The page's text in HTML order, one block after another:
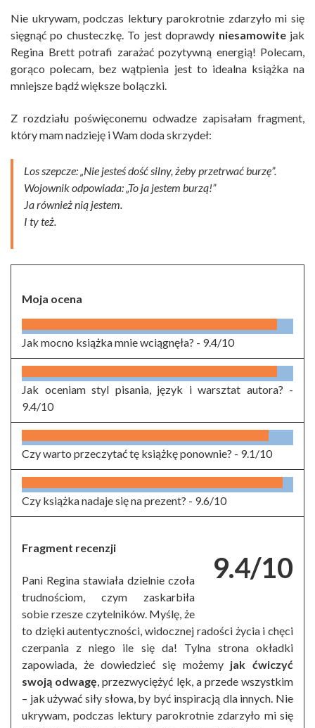
Nie ukrywam, podczas lektury parokrotnie zdarzyło mi się
sięgnąć po chusteczkę. To jest doprawdy niesamowitejak
Regina Brett potrafi zarażać pozytywną energią! Polecam,
gorąco polecam, bez wątpienia jest to idealna książka na
mniejsze bądź większe bolączki.
Z rozdziału poświęconemu odwadze zapisałam fragment,
który mam nadzieję i Wam doda skrzydeł:
Los szepcze: „Nie jesteś dość silny, żeby przetrwać burzę”.
Wojownik odpowiada: „To ja jestem burzą!”
Ja również nią jestem.
I ty też.
Moja ocena
Jak mocno książka mnie wciągnęła? - 9.4/10
Jak oceniam styl pisania, język i warsztat autora? -
9.4/10
Czy warto przeczytać tę książkę ponownie? - 9.1/10
Czy książka nadaje się na prezent? - 9.6/10
9.4/10
Fragment recenzji
Pani Regina stawiała dzielnie czoła
trudnościom, czym zaskarbiła
sobie rzesze czytelników. Myślę, że
to dzięki autentyczności, widocznej radości życia i chęci
czerpania z niego ile się da! Tylna strona okładki
zapowiada, że dowiedzieć się możemy jak ćwiczyć
swoją odwagę , przezwyciężyć lęk, a przede wszystkim
– jak używać siły słowa, by być inspiracją dla innych. Nie
ukrywam, podczas lektury parokrotnie zdarzyło mi się